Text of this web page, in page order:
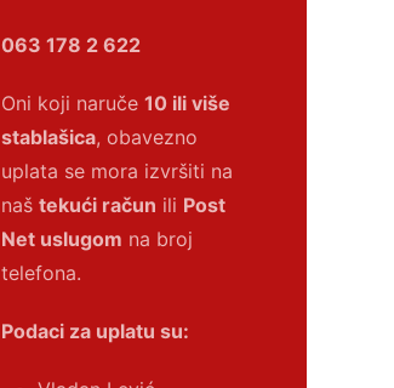
063 178 2 622
Oni koji naruče 10 ili više
stablašica, obavezno
uplata se mora izvršiti na
naš tekući račun ili Post
Net uslugom na broj
telefona.
Podaci za uplatu su: